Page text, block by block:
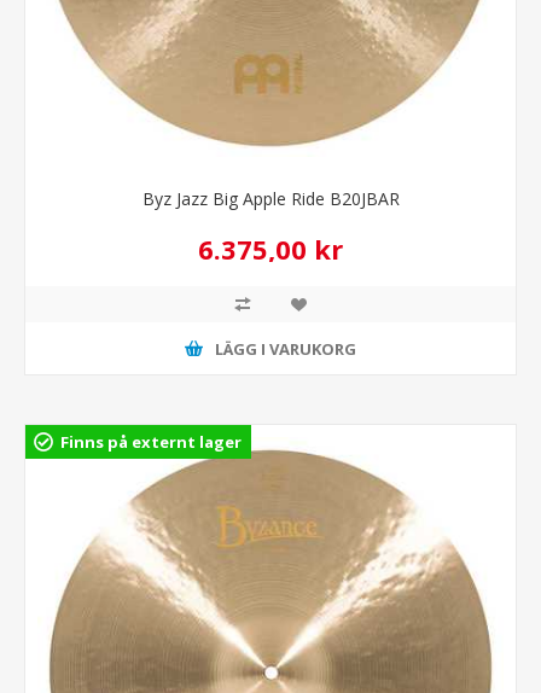
Byz Jazz Big Apple Ride B20JBAR
6.375,00 kr
LÄGG I VARUKORG
Finns på externt lager